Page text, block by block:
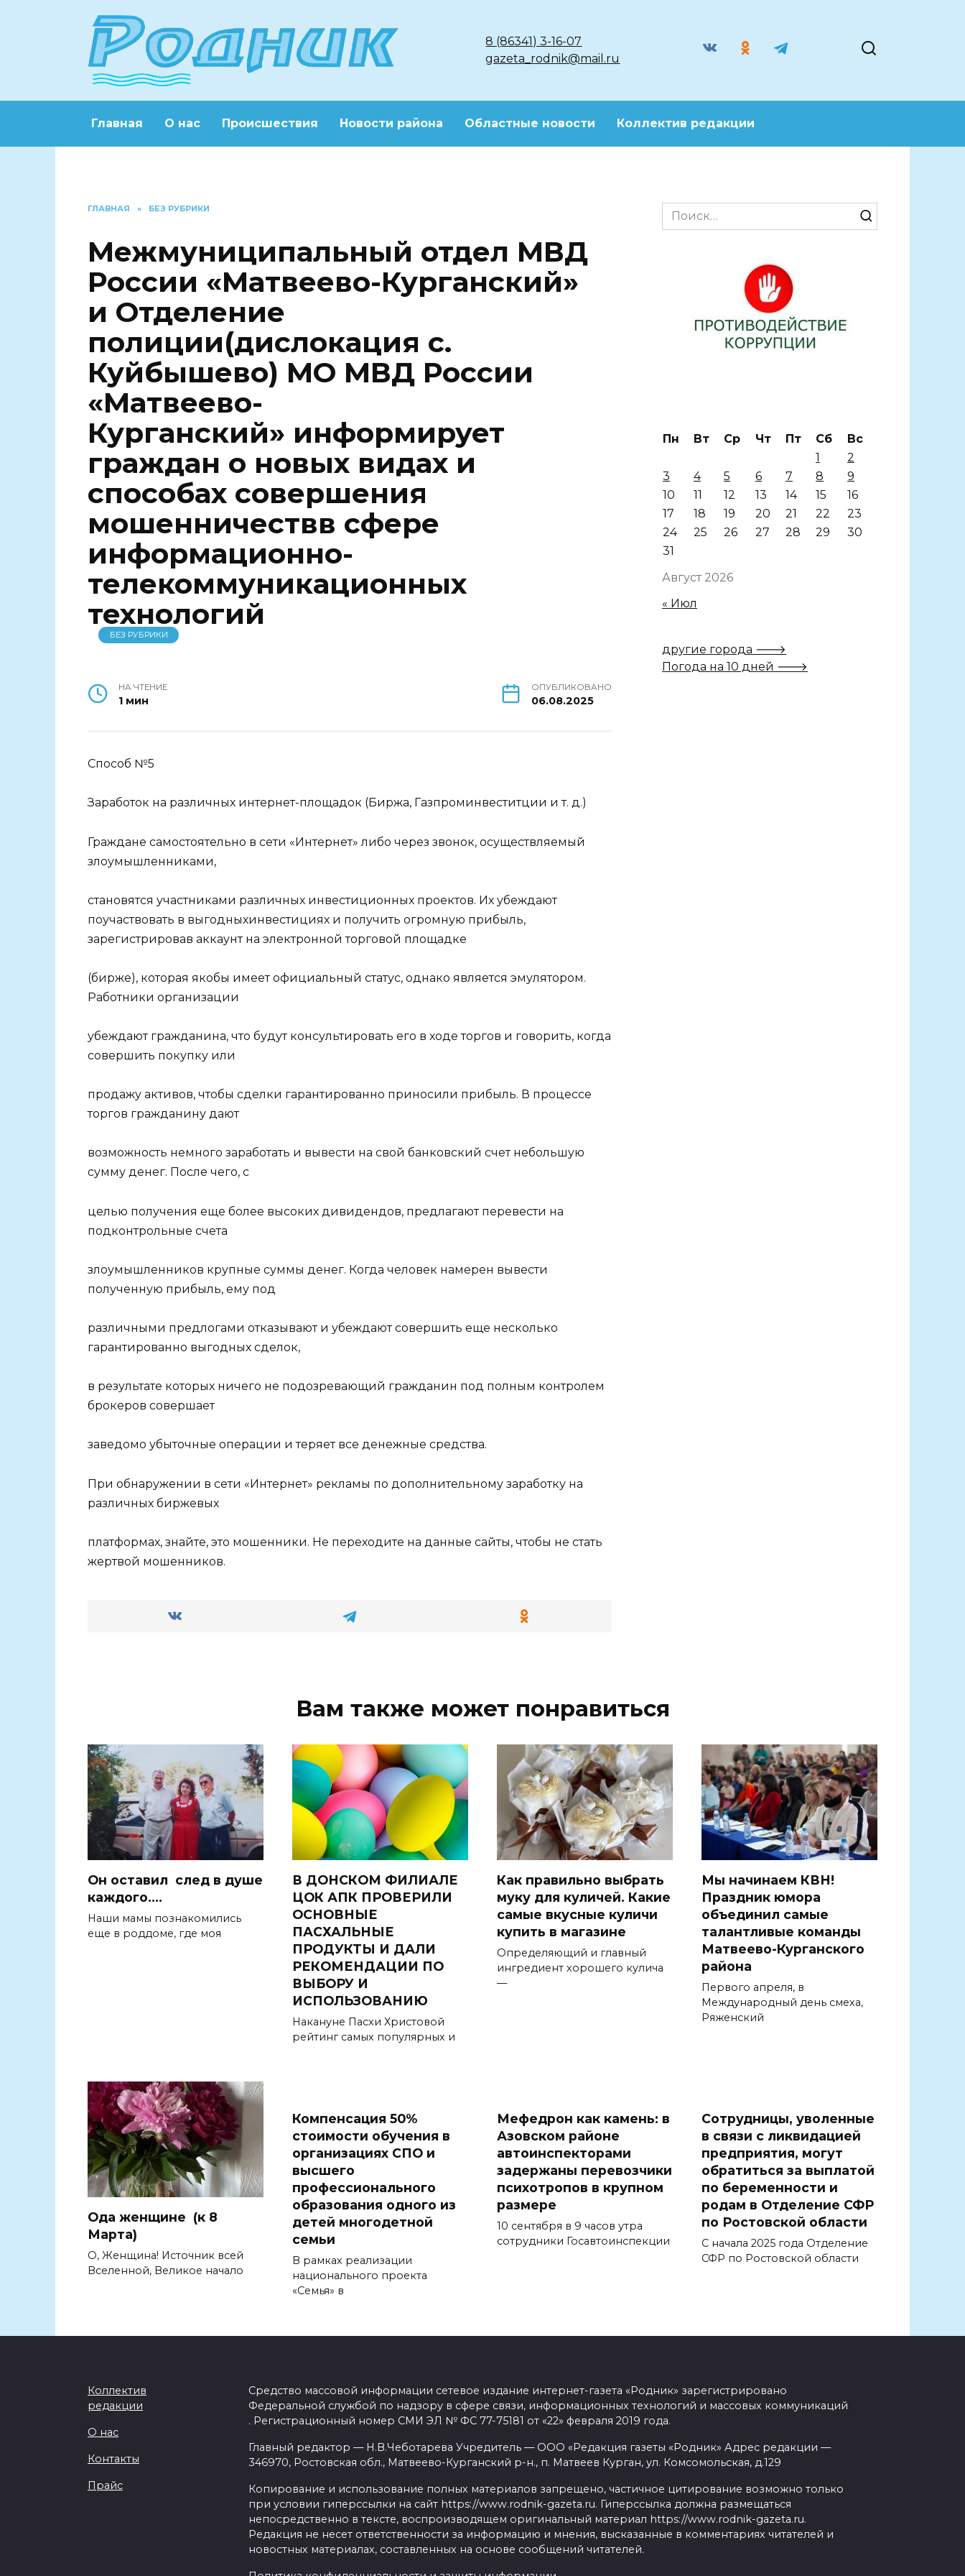
8 (86341) 3-16-07
gazeta_rodnik@mail.ru
Главная О нас Происшествия Новости района Областные новости Коллектив редакции
ГЛАВНАЯ » БЕЗ РУБРИКИ
Межмуниципальный отдел МВД
России «Матвеево-Курганский»
и Отделение
полиции(дислокация с.
Куйбышево) МО МВД России
«Матвеево-
Курганский» информирует
граждан о новых видах и
способах совершения
мошенничествв сфере
информационно-
телекоммуникационных
технологий
БЕЗ РУБРИКИ
НА ЧТЕНИЕ
1 мин
ОПУБЛИКОВАНО
06.08.2025
Способ №5
Заработок на различных интернет-площадок (Биржа, Газпроминвеститции и т. д.)
Граждане самостоятельно в сети «Интернет» либо через звонок, осуществляемый
злоумышленниками,
становятся участниками различных инвестиционных проектов. Их убеждают
поучаствовать в выгодныхинвестициях и получить огромную прибыль,
зарегистрировав аккаунт на электронной торговой площадке
(бирже), которая якобы имеет официальный статус, однако является эмулятором.
Работники организации
убеждают гражданина, что будут консультировать его в ходе торгов и говорить, когда
совершить покупку или
продажу активов, чтобы сделки гарантированно приносили прибыль. В процессе
торгов гражданину дают
возможность немного заработать и вывести на свой банковский счет небольшую
сумму денег. После чего, с
целью получения еще более высоких дивидендов, предлагают перевести на
подконтрольные счета
злоумышленников крупные суммы денег. Когда человек намерен вывести
полученную прибыль, ему под
различными предлогами отказывают и убеждают совершить еще несколько
гарантированно выгодных сделок,
в результате которых ничего не подозревающий гражданин под полным контролем
брокеров совершает
заведомо убыточные операции и теряет все денежные средства.
При обнаружении в сети «Интернет» рекламы по дополнительному заработку на
различных биржевых
платформах, знайте, это мошенники. Не переходите на данные сайты, чтобы не стать
жертвой мошенников.
Search
for:
Август 2026
Пн Вт Ср Чт Пт Сб
Вс
1
2
3
4 5 6 7 8
9
10
11 12 13 14 15
16
17
18 19 20 21 22
23
24
25 26 27 28 29
30
31
« Июл
другие города 🡒
Погода на 10 дней 🡒
Вам также может понравиться
Он оставил след в душе
каждого….
Наши мамы познакомились
еще в роддоме, где моя
В ДОНСКОМ ФИЛИАЛЕ
ЦОК АПК ПРОВЕРИЛИ
ОСНОВНЫЕ
ПАСХАЛЬНЫЕ
ПРОДУКТЫ И ДАЛИ
РЕКОМЕНДАЦИИ ПО
ВЫБОРУ И
ИСПОЛЬЗОВАНИЮ
Накануне Пасхи Христовой
рейтинг самых популярных и
Как правильно выбрать
муку для куличей. Какие
самые вкусные куличи
купить в магазине
Определяющий и главный
ингредиент хорошего кулича
—
Мы начинаем КВН!
Праздник юмора
объединил самые
талантливые команды
Матвеево-Курганского
района
Первого апреля, в
Международный день смеха,
Ряженский
Ода женщине (к 8
Марта)
О, Женщина! Источник всей
Вселенной, Великое начало
Компенсация 50%
стоимости обучения в
организациях СПО и
высшего
профессионального
образования одного из
детей многодетной
семьи
В рамках реализации
национального проекта
«Семья» в
Мефедрон как камень: в
Азовском районе
автоинспекторами
задержаны перевозчики
психотропов в крупном
размере
10 сентября в 9 часов утра
сотрудники Госавтоинспекции
Сотрудницы, уволенные
в связи с ликвидацией
предприятия, могут
обратиться за выплатой
по беременности и
родам в Отделение СФР
по Ростовской области
С начала 2025 года Отделение
СФР по Ростовской области
Коллектив
редакции
О нас
Контакты
Прайс
Средство массовой информации сетевое издание интернет-газета «Родник» зарегистрировано
Федеральной службой по надзору в сфере связи, информационных технологий и массовых коммуникаций
. Регистрационный номер СМИ ЭЛ № ФС 77-75181 от «22» февраля 2019 года.
Главный редактор — Н.В.Чеботарева Учредитель — ООО «Редакция газеты «Родник» Адрес редакции —
346970, Ростовская обл., Матвеево-Курганский р-н., п. Матвеев Курган, ул. Комсомольская, д.129
Копирование и использование полных материалов запрещено, частичное цитирование возможно только
при условии гиперссылки на сайт https://www.rodnik-gazeta.ru. Гиперссылка должна размещаться
непосредственно в тексте, воспроизводящем оригинальный материал https://www.rodnik-gazeta.ru.
Редакция не несет ответственности за информацию и мнения, высказанные в комментариях читателей и
новостных материалах, составленных на основе сообщений читателей.